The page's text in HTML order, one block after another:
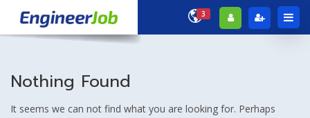
3
Nothing Found
It seems we can not find what you are looking for. Perhaps